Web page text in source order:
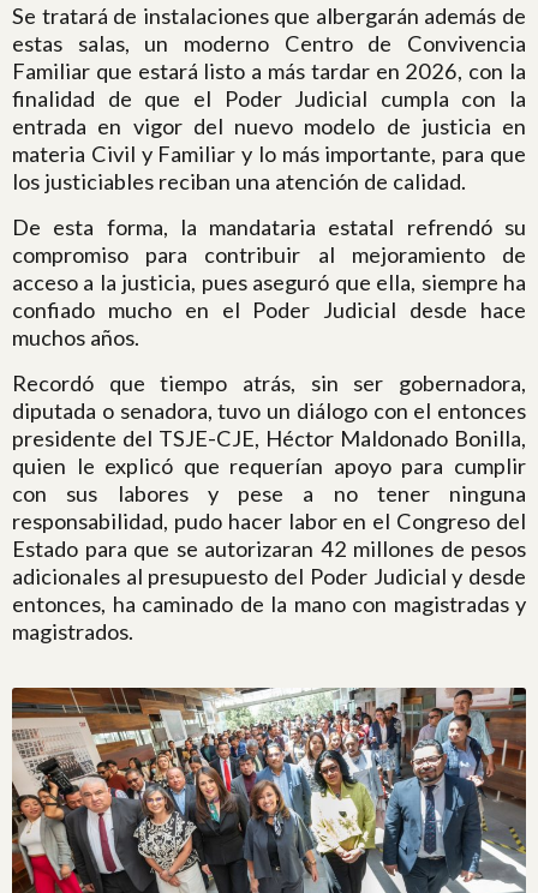
Se tratará de instalaciones que albergarán además de
estas salas, un moderno Centro de Convivencia
Familiar que estará listo a más tardar en 2026, con la
finalidad de que el Poder Judicial cumpla con la
entrada en vigor del nuevo modelo de justicia en
materia Civil y Familiar y lo más importante, para que
los justiciables reciban una atención de calidad.
De esta forma, la mandataria estatal refrendó su
compromiso para contribuir al mejoramiento de
acceso a la justicia, pues aseguró que ella, siempre ha
confiado mucho en el Poder Judicial desde hace
muchos años.
Recordó que tiempo atrás, sin ser gobernadora,
diputada o senadora, tuvo un diálogo con el entonces
presidente del TSJE-CJE, Héctor Maldonado Bonilla,
quien le explicó que requerían apoyo para cumplir
con sus labores y pese a no tener ninguna
responsabilidad, pudo hacer labor en el Congreso del
Estado para que se autorizaran 42 millones de pesos
adicionales al presupuesto del Poder Judicial y desde
entonces, ha caminado de la mano con magistradas y
magistrados.